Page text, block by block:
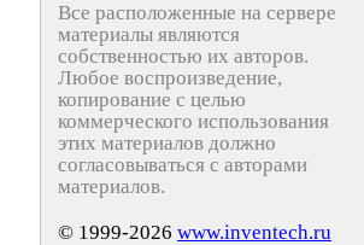
Все расположенные на сервере
материалы являются
собственностью их авторов.
Любое воспроизведение,
копирование с целью
коммерческого использования
этих материалов должно
согласовываться с авторами
материалов.
© 1999-2026 www.inventech.ru